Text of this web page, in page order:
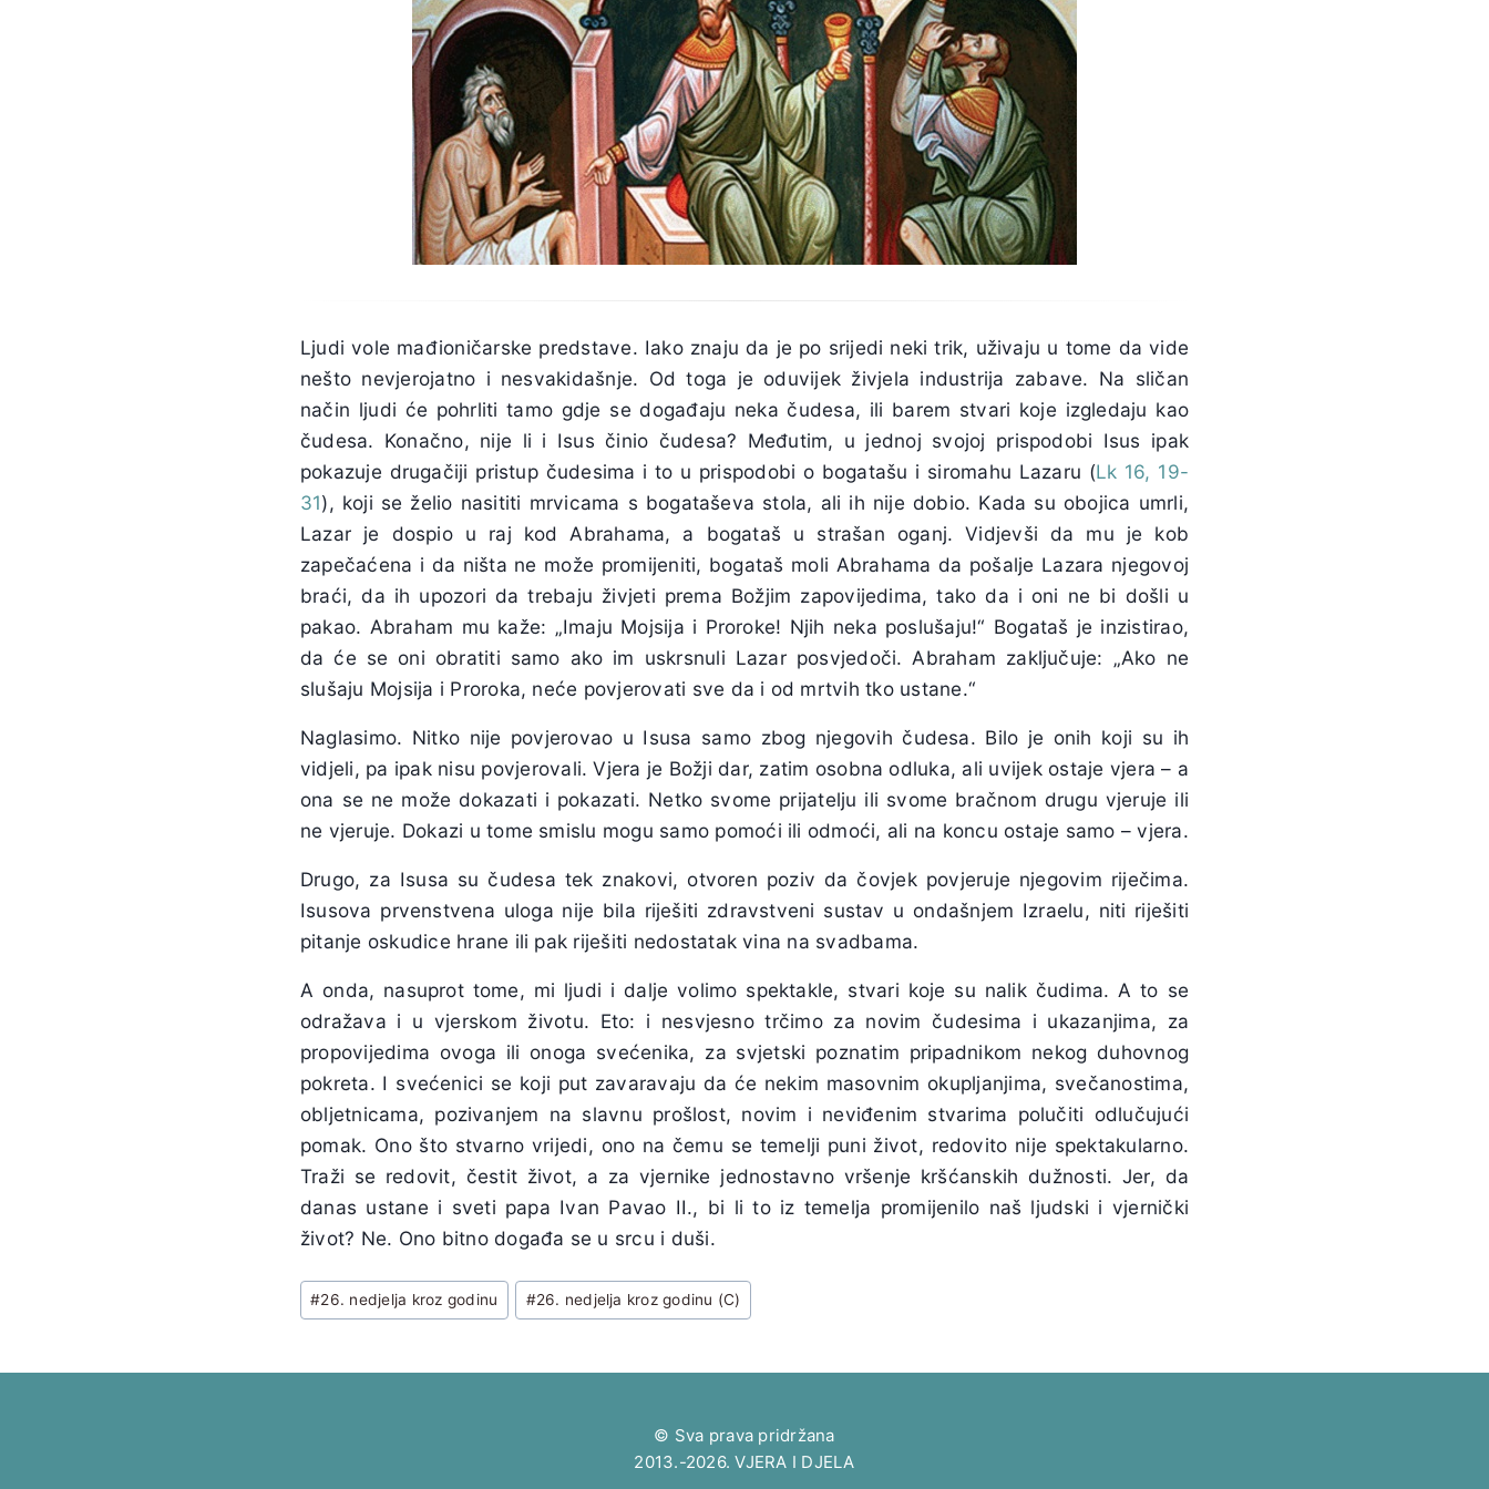
Ljudi vole mađioničarske predstave. Iako znaju da je po srijedi neki trik, uživaju u tome da vide
nešto nevjerojatno i nesvakidašnje. Od toga je oduvijek živjela industrija zabave. Na sličan
način ljudi će pohrliti tamo gdje se događaju neka čudesa, ili barem stvari koje izgledaju kao
čudesa. Konačno, nije li i Isus činio čudesa? Međutim, u jednoj svojoj prispodobi Isus ipak
pokazuje drugačiji pristup čudesima i to u prispodobi o bogatašu i siromahu Lazaru (Lk 16, 19-
31), koji se želio nasititi mrvicama s bogataševa stola, ali ih nije dobio. Kada su obojica umrli,
Lazar je dospio u raj kod Abrahama, a bogataš u strašan oganj. Vidjevši da mu je kob
zapečaćena i da ništa ne može promijeniti, bogataš moli Abrahama da pošalje Lazara njegovoj
braći, da ih upozori da trebaju živjeti prema Božjim zapovijedima, tako da i oni ne bi došli u
pakao. Abraham mu kaže: „Imaju Mojsija i Proroke! Njih neka poslušaju!“ Bogataš je inzistirao,
da će se oni obratiti samo ako im uskrsnuli Lazar posvjedoči. Abraham zaključuje: „Ako ne
slušaju Mojsija i Proroka, neće povjerovati sve da i od mrtvih tko ustane.“
Naglasimo. Nitko nije povjerovao u Isusa samo zbog njegovih čudesa. Bilo je onih koji su ih
vidjeli, pa ipak nisu povjerovali. Vjera je Božji dar, zatim osobna odluka, ali uvijek ostaje vjera – a
ona se ne može dokazati i pokazati. Netko svome prijatelju ili svome bračnom drugu vjeruje ili
ne vjeruje. Dokazi u tome smislu mogu samo pomoći ili odmoći, ali na koncu ostaje samo – vjera.
Drugo, za Isusa su čudesa tek znakovi, otvoren poziv da čovjek povjeruje njegovim riječima.
Isusova prvenstvena uloga nije bila riješiti zdravstveni sustav u ondašnjem Izraelu, niti riješiti
pitanje oskudice hrane ili pak riješiti nedostatak vina na svadbama.
A onda, nasuprot tome, mi ljudi i dalje volimo spektakle, stvari koje su nalik čudima. A to se
odražava i u vjerskom životu. Eto: i nesvjesno trčimo za novim čudesima i ukazanjima, za
propovijedima ovoga ili onoga svećenika, za svjetski poznatim pripadnikom nekog duhovnog
pokreta. I svećenici se koji put zavaravaju da će nekim masovnim okupljanjima, svečanostima,
obljetnicama, pozivanjem na slavnu prošlost, novim i neviđenim stvarima polučiti odlučujući
pomak. Ono što stvarno vrijedi, ono na čemu se temelji puni život, redovito nije spektakularno.
Traži se redovit, čestit život, a za vjernike jednostavno vršenje kršćanskih dužnosti. Jer, da
danas ustane i sveti papa Ivan Pavao II., bi li to iz temelja promijenilo naš ljudski i vjernički
život? Ne. Ono bitno događa se u srcu i duši.
Post
Tags:
#26. nedjelja kroz godinu #26. nedjelja kroz godinu (C)
© Sva prava pridržana
2013.-2026. VJERA I DJELA